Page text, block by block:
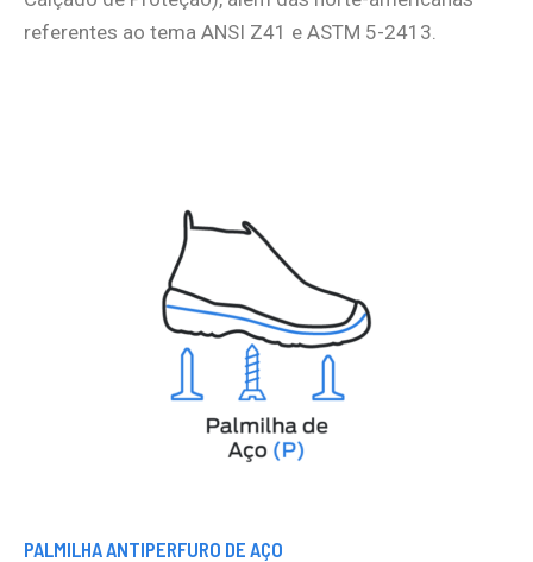
referentes ao tema ANSI Z41 e ASTM 5-2413.
PALMILHA ANTIPERFURO DE AÇO